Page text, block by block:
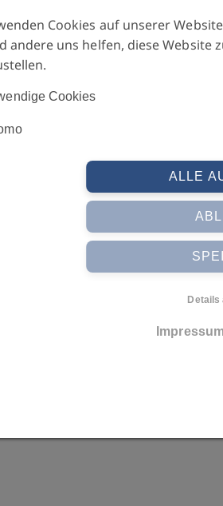
College | © IMC 2026 all rights
reserved
Cookies auf unserer
andere uns helfen, diese Website
Cookies
ALLE
Details